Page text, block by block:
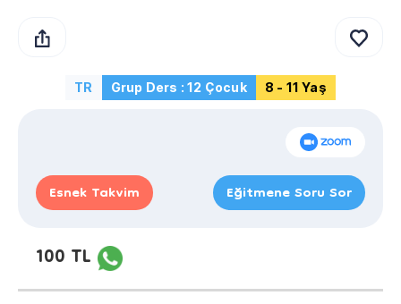
TR Grup Ders : 12 Çocuk 8 - 11 Yaş
Esnek Takvim Eğitmene Soru Sor
100 TL